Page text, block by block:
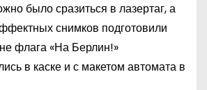
было сразиться в лазертаг, а
снимков подготовили
флага «На Берлин!»
в каске и с макетом автомата в